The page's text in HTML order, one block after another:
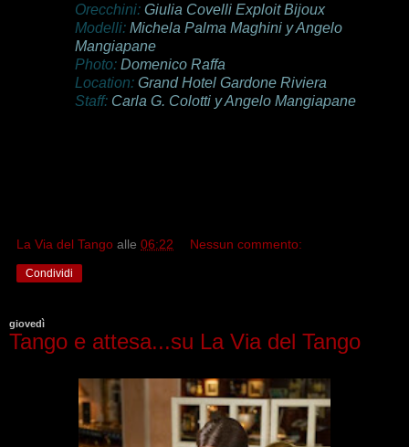
Orecchini: Giulia Covelli Exploit Bijoux
Modelli: Michela Palma Maghini y Angelo
Mangiapane
Photo: Domenico Raffa
Location: Grand Hotel Gardone Riviera
Staff: Carla G. Colotti y Angelo Mangiapane
La Via del Tango alle 06:22 Nessun commento:
Condividi
giovedì
Tango e attesa...su La Via del Tango